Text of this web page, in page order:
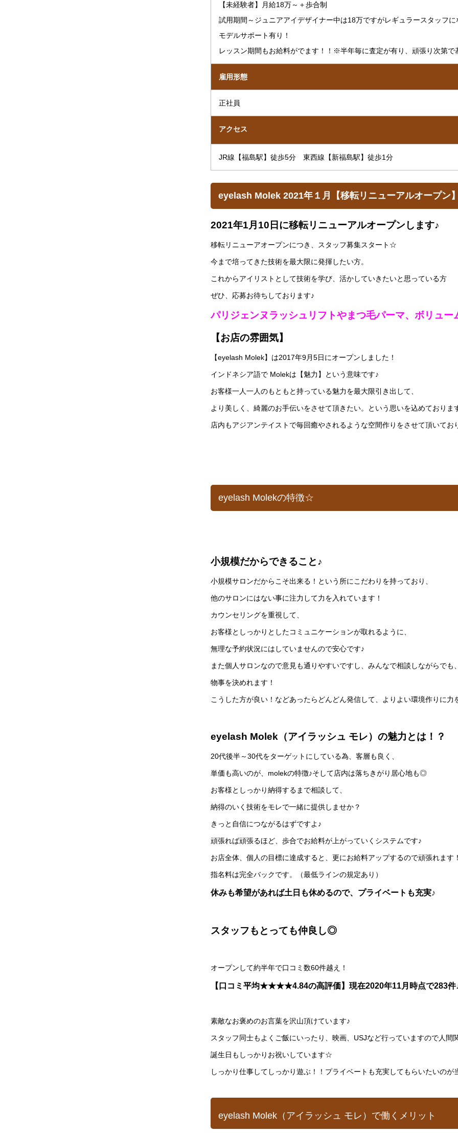
【未経験者】月給18万～＋歩合制
試用期間～ジュニアアイデザイナー中は18万ですがレギュラースタッフ
モデルサポート有り！
レッスン期間もお給料がでます！！※半年毎に査定が有り、頑張り次第で
雇用形態
正社員
アクセス
JR線【福島駅】徒歩5分 東西線【新福島駅】徒歩1分
eyelash Molek 2021年１月【移転リニューアルオープン
2021年1月10日に移転リニューアルオープンします♪
移転リニューアオープンにつき、スタッフ募集スタート☆
今まで培ってきた技術を最大限に発揮したい方。
これからアイリストとして技術を学び、活かしていきたいと思っている方
ぜひ、応募お待ちしております♪
パリジェンヌラッシュリフトやまつ毛パーマ、ボリュ
【お店の雰囲気】
【eyelash Molek】は2017年9月5日にオープンしました！
インドネシア語で Molekは【魅力】という意味です♪
お客様一人一人のもともと持っている魅力を最大限引き出して、
より美しく、綺麗のお手伝いをさせて頂きたい。という思いを込めておりま
店内もアジアンテイストで毎回癒やされるような空間作りをさせて頂いてお
eyelash Molekの特徴☆
小規模だからできること♪
小規模サロンだからこそ出来る！という所にこだわりを持っており、
他のサロンにはない事に注力して力を入れています！
カウンセリングを重視して、
お客様としっかりとしたコミュニケーションが取れるように、
無理な予約状況にはしていませんので安心です♪
また個人サロンなので意見も通りやすいですし、みんなで相談しながらでも
物事を決めれます！
こうした方が良い！などあったらどんどん発信して、よりよい環境作りに力
eyelash Molek（アイラッシュ モレ）の魅力とは！？
20代後半～30代をターゲットにしている為、客層も良く、
単価も高いのが、molekの特徴♪そして店内は落ちきがり居心地も◎
お客様としっかり納得するまで相談して、
納得のいく技術をモレで一緒に提供しませか？
きっと自信につながるはずですよ♪
頑張れば頑張るほど、歩合でお給料が上がっていくシステムです♪
お店全体、個人の目標に達成すると、更にお給料アップするので頑張れます
指名料は完全バックです。（最低ラインの規定あり）
休みも希望があれば土日も休めるので、プライベートも充実♪
スタッフもとっても仲良し◎
オープンして約半年で口コミ数60件越え！
【口コミ平均★★★★4.84の高評価】現在2020年11月時点で283件
素敵なお褒めのお言葉を沢山頂けています♪
スタッフ同士もよくご飯にいったり、映画、USJなど行っていますので人間
誕生日もしっかりお祝いしています☆
しっかり仕事してしっかり遊ぶ！！プライベートも充実してもらいたいのが
eyelash Molek（アイラッシュ モレ）で働くメリット